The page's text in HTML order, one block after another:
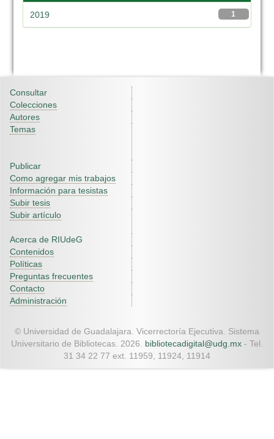
1
2019
Consultar
Colecciones
Autores
Temas
Publicar
Como agregar mis trabajos
Información para tesistas
Subir tesis
Subir artículo
Acerca de RIUdeG
Contenidos
Políticas
Preguntas frecuentes
Contacto
Administración
© Universidad de Guadalajara. Vicerrectoría Ejecutiva. Sistema
Universitario de Bibliotecas. 2026. bibliotecadigital@udg.mx - Tel.
31 34 22 77 ext. 11959, 11924, 11914